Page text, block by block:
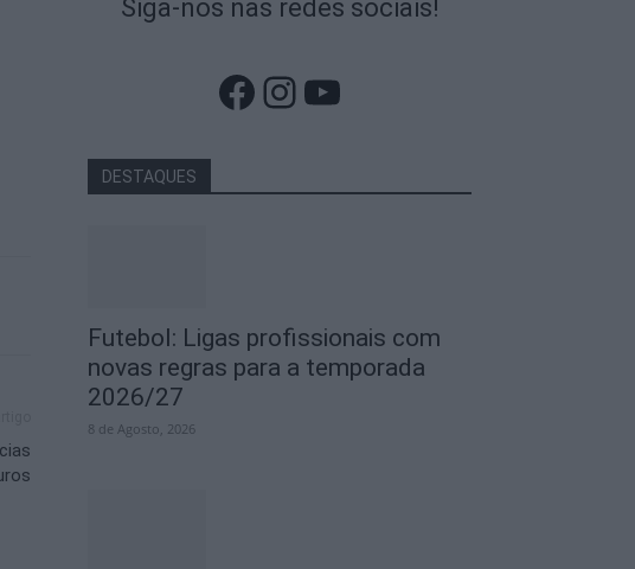
Siga-nos nas redes sociais!
Facebook
Instagram
YouTube
DESTAQUES
Futebol: Ligas profissionais com
novas regras para a temporada
2026/27
8 de Agosto, 2026